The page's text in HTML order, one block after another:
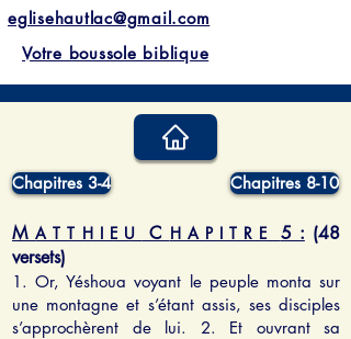
eglisehautlac@gmail.com
Votre boussole biblique
Chapitres 3-4 Chapitres 8-10
MA T T H I E U C H A P I T R E 5 : (48
versets)
1. Or, Yéshoua voyant le peuple monta sur
une montagne et s’étant assis, ses disciples
s’approchèrent de lui. 2. Et ouvrant sa